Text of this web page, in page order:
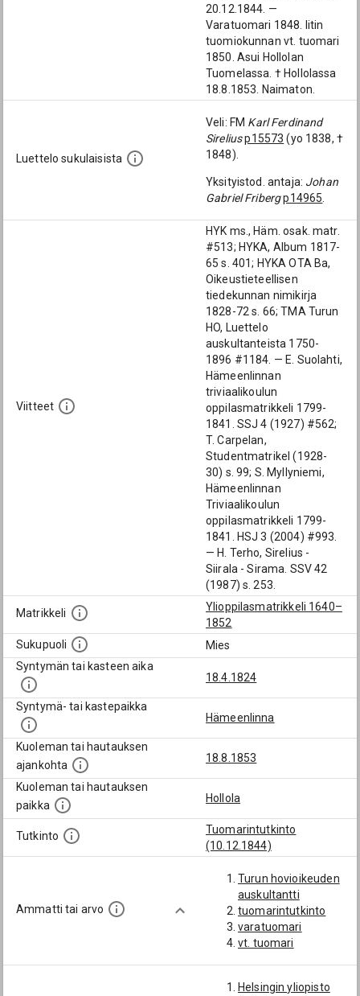
20.12.1844. —
Varatuomari 1848. Iitin
tuomiokunnan vt. tuomari
1850. Asui Hollolan
Tuomelassa. † Hollolassa
18.8.1853. Naimaton.
Luettelo sukulaisista
Veli: FM Karl Ferdinand
Sireliusp15573 (yo 1838, †
1848).
Yksityistod. antaja: Johan
Gabriel Fribergp14965
Viitteet
HYK ms., Häm. osak. matr.
#513; HYKA, Album 1817-
65 s. 401; HYKA OTA Ba,
Oikeustieteellisen
tiedekunnan nimikirja
1828-72 s. 66; TMA Turun
HO, Luettelo
auskultanteista 1750-
1896 #1184. — E. Suolahti,
Hämeenlinnan
triviaalikoulun
oppilasmatrikkeli 1799-
1841. SSJ 4 (1927) #562;
T. Carpelan,
Studentmatrikel (1928-
30) s. 99; S. Myllyniemi,
Hämeenlinnan
Triviaalikoulun
oppilasmatrikkeli 1799-
1841. HSJ 3 (2004) #993.
— H. Terho, Sirelius -
Siirala - Sirama. SSV 42
(1987) s. 253.
Matrikkeli
Ylioppilasmatrikkeli 1640–
1852
Sukupuoli
Mies
Syntymän tai kasteen aika
18.4.1824
Syntymä- tai kastepaikka
Hämeenlinna
Kuoleman tai hautauksen
ajankohta
18.8.1853
Kuoleman tai hautauksen
paikka
Hollola
Tutkinto
Tuomarintutkinto
(10.12.1844)
Ammatti tai arvo
Turun hovioikeuden
auskultantti
tuomarintutkinto
varatuomari
vt. tuomari
Helsingin yliopisto